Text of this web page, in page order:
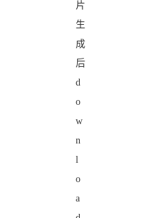
片
生
成
后
d
o
w
n
l
o
a